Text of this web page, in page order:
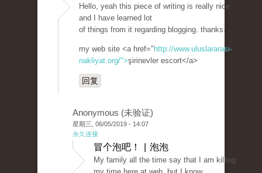
Hello, yeah this piece of writing is really nice
and I have learned lot
of things from it regarding blogging. thanks.
my web site <a href=" http://www.uluslararasi-
nakliyat.org/">şirinevler escort</a>
回复
Anonymous (未验证)
星期三, 06/05/2019 - 14:07
永久连接
冒个泡吧！ | 泡泡
My family all the time say that I am killing